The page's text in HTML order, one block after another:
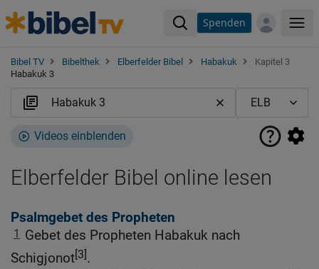
Spenden
Bibel TV Bibelthek Elberfelder Bibel Habakuk
Kapitel 3
Habakuk 3
Videos einblenden
Elberfelder Bibel online lesen
Psalmgebet des Propheten
1
Gebet des Propheten Habakuk nach
Schigjonot[3].